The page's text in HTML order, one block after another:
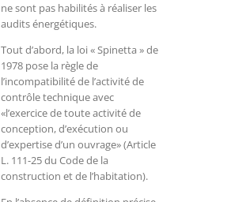
ne sont pas habilités à réaliser les
audits énergétiques.
Tout d’abord, la loi « Spinetta » de
1978 pose la règle de
l’incompatibilité de l’activité de
contrôle technique avec
«l’exercice de toute activité de
conception, d’exécution ou
d’expertise d’un ouvrage» (Article
L. 111-25 du Code de la
construction et de l’habitation).